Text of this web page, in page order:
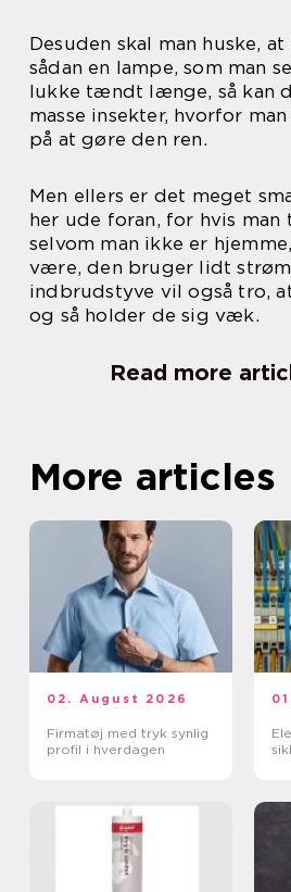
Desuden skal man huske,
sådan en lampe, som man
lukke tændt længe, så kan
masse insekter, hvorfor
på at gøre den ren.
Men ellers er det meget
her ude foran, for hvis
selvom man ikke er
være, den bruger lidt
indbrudstyve vil også tro,
og så holder de sig væk.
Read more
More articles
02. August 2026
Firmatøj med tryk synlig
profil i hverdagen